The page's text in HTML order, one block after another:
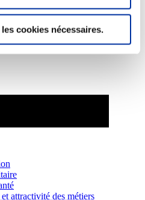
cookies nécessaires.
attractivité des métiers